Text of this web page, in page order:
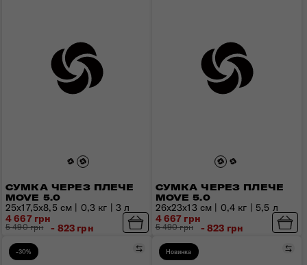
СУМКА ЧЕРЕЗ ПЛЕЧЕ
MOVE 5.0
25x17,5x8,5 см | 0,3 кг | 3 л
4 667 грн
5 490 грн - 823 грн
СУМКА ЧЕРЕЗ ПЛЕЧЕ
MOVE 5.0
26x23x13 см | 0,4 кг | 5,5 л
4 667 грн
5 490 грн - 823 грн
-30% Порівняти
Новинка